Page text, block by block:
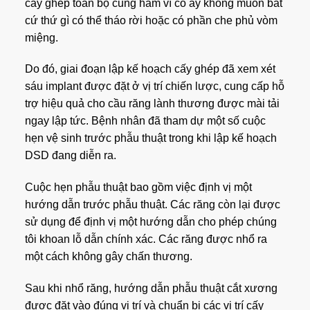
cấy ghép toàn bộ cung hàm vì cô ấy không muốn bất
cứ thứ gì có thể tháo rời hoặc có phần che phủ vòm
miệng.
Do đó, giai đoạn lập kế hoạch cấy ghép đã xem xét
sáu implant được đặt ở vị trí chiến lược, cung cấp hỗ
trợ hiệu quả cho cầu răng lành thương được mài tải
ngay lập tức. Bệnh nhân đã tham dự một số cuộc
hẹn vệ sinh trước phẫu thuật trong khi lập kế hoạch
DSD đang diễn ra.
Cuộc hẹn phẫu thuật bao gồm việc định vị một
hướng dẫn trước phẫu thuật. Các răng còn lại được
sử dụng để định vị một hướng dẫn cho phép chúng
tôi khoan lỗ dẫn chính xác. Các răng được nhổ ra
một cách không gây chấn thương.
Sau khi nhổ răng, hướng dẫn phẫu thuật cắt xương
được đặt vào đúng vị trí và chuẩn bị các vị trí cấy